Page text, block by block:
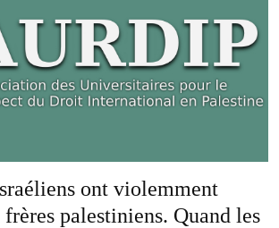
ont violemment
palestiniens. Quand les